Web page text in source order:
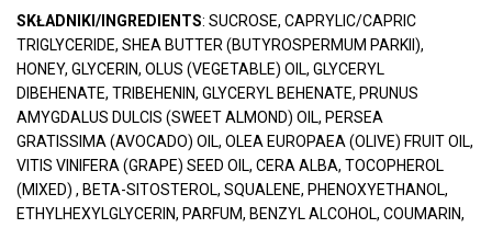
SKŁADNIKI/INGREDIENTS: SUCROSE, CAPRYLIC/CAPRIC
TRIGLYCERIDE, SHEA BUTTER (BUTYROSPERMUM PARKII),
HONEY, GLYCERIN, OLUS (VEGETABLE) OIL, GLYCERYL
DIBEHENATE, TRIBEHENIN, GLYCERYL BEHENATE, PRUNUS
AMYGDALUS DULCIS (SWEET ALMOND) OIL, PERSEA
GRATISSIMA (AVOCADO) OIL, OLEA EUROPAEA (OLIVE) FRUIT OIL,
VITIS VINIFERA (GRAPE) SEED OIL, CERA ALBA, TOCOPHEROL
(MIXED) , BETA-SITOSTEROL, SQUALENE, PHENOXYETHANOL,
ETHYLHEXYLGLYCERIN, PARFUM, BENZYL ALCOHOL, COUMARIN,